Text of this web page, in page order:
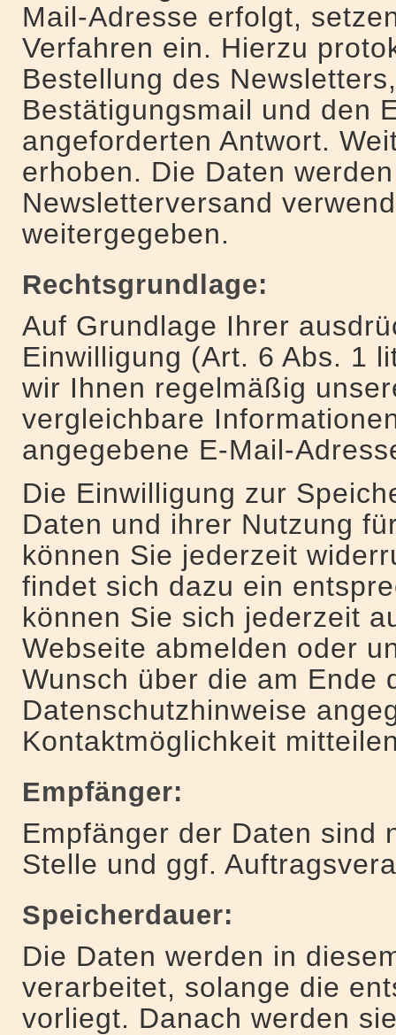
Mail-Adresse erfolgt,
Verfahren ein. Hierzu
Bestellung des
Bestätigungsmail und den
angeforderten Antwort.
erhoben. Die Daten
Newsletterversand
weitergegeben.
Rechtsgrundlage:
Auf Grundlage Ihrer
Einwilligung (Art. 6 Abs. 1
wir Ihnen regelmäßig
vergleichbare
angegebene E-Mail-
Die Einwilligung zur
Daten und ihrer Nutzung
können Sie jederzeit
findet sich dazu ein
können Sie sich jederzeit
Webseite abmelden oder
Wunsch über die am Ende
Datenschutzhinweise
Kontaktmöglichkeit
Empfänger:
Empfänger der Daten sind
Stelle und ggf.
Speicherdauer:
Die Daten werden in
verarbeitet, solange die
vorliegt. Danach werden